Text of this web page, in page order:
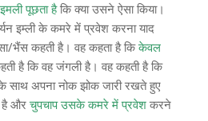
इमली पूछता हैकि क्या उसने ऐसा किया।
इम्ली के कमरे में प्रवेश करना याद
भैंस कहती है। वह कहता है किकेवल
है कि वह जंगली है। वह कहती है कि
साथ अपना नोक झोक जारी रखते हुए
है औरचुपचाप उसके कमरे में प्रवेशकरने